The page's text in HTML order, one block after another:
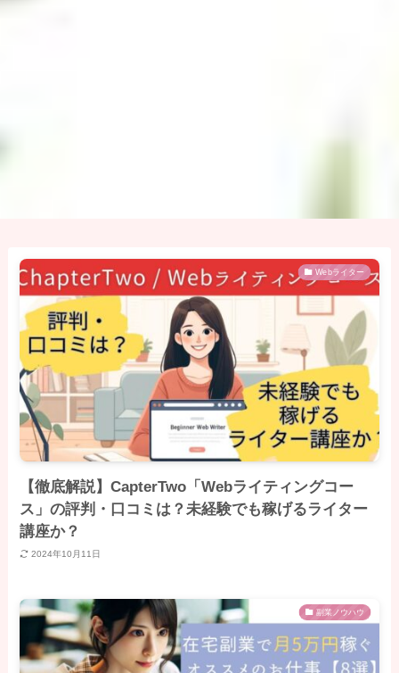
Webライター
【徹底解説】CapterTwo「Webライティングコー
ス」の評判・口コミは？未経験でも稼げるライター
講座か？
2024年10月11日
副業ノウハウ